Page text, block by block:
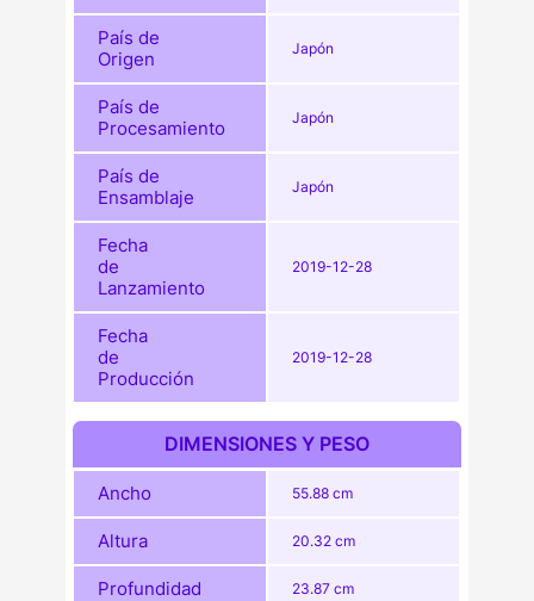
País de
Origen
Japón
País de
Procesamiento
Japón
País de
Ensamblaje
Japón
Fecha
de
Lanzamiento
2019-12-28
Fecha
de
Producción
2019-12-28
DIMENSIONES Y PESO
Ancho 55.88 cm
Altura 20.32 cm
Profundidad 23.87 cm